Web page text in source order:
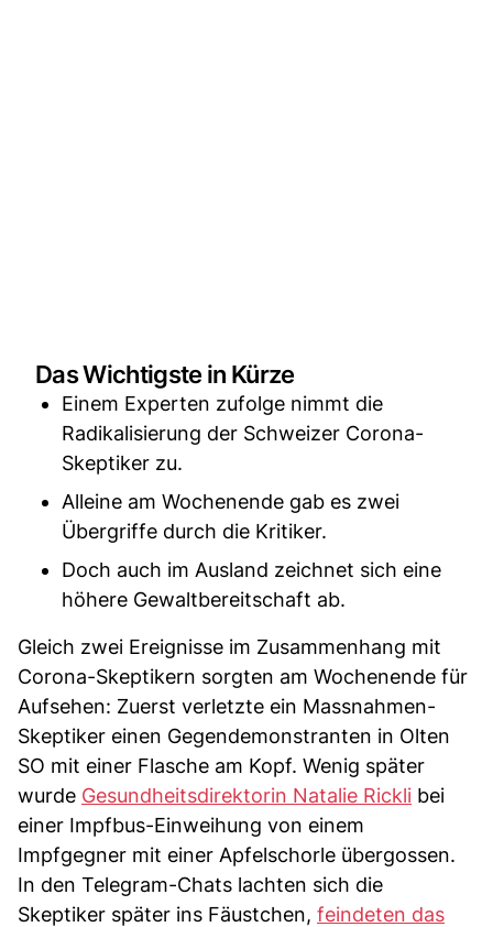
Das Wichtigste in Kürze
Einem Experten zufolge nimmt die
Radikalisierung der Schweizer Corona-
Skeptiker zu.
Alleine am Wochenende gab es zwei
Übergriffe durch die Kritiker.
Doch auch im Ausland zeichnet sich eine
höhere Gewaltbereitschaft ab.
Gleich zwei Ereignisse im Zusammenhang mit
Corona-Skeptikern sorgten am Wochenende für
Aufsehen: Zuerst verletzte ein Massnahmen-
Skeptiker einen Gegendemonstranten in Olten
SO mit einer Flasche am Kopf. Wenig später
wurde Gesundheitsdirektorin Natalie Rickli bei
einer Impfbus-Einweihung von einem
Impfgegner mit einer Apfelschorle übergossen.
In den Telegram-Chats lachten sich die
Skeptiker später ins Fäustchen, feindeten das